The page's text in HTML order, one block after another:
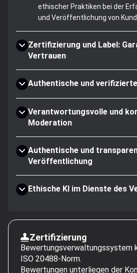
ethischer Praktiken bei der
und Veröffentlichung von
Zertifizierung und Label:
Vertrauen
Authentische und
Verantwortungsvolle und
Moderation
Authentische und
Veröffentlichung
Ethische KI im Dienste des
Zertifizierung
Bewertungsverwaltungssystem
ISO 20488-Norm.
Bewertungen unterliegen der